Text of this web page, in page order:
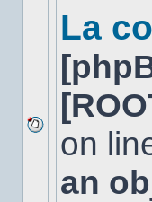
Aucun
nouveau
message
non-
La
on
an